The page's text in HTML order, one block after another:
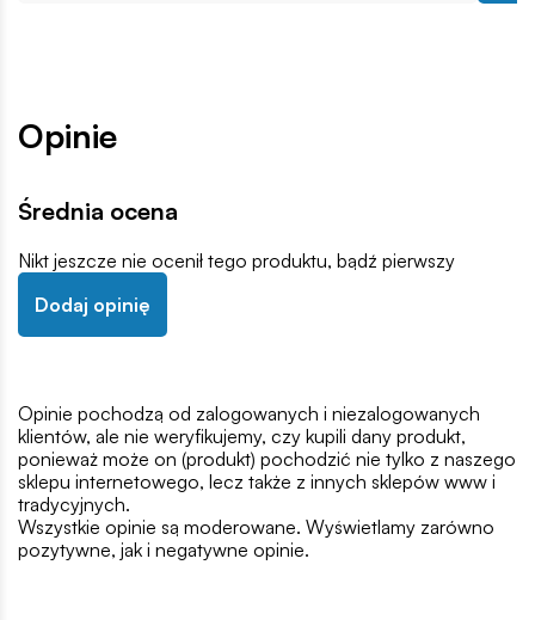
Opinie
Średnia ocena
Nikt jeszcze nie ocenił tego produktu, bądź pierwszy
Dodaj opinię
Opinie pochodzą od zalogowanych i niezalogowanych
klientów, ale nie weryfikujemy, czy kupili dany produkt,
ponieważ może on (produkt) pochodzić nie tylko z naszego
sklepu internetowego, lecz także z innych sklepów www i
tradycyjnych.
Wszystkie opinie są moderowane. Wyświetlamy zarówno
pozytywne, jak i negatywne opinie.